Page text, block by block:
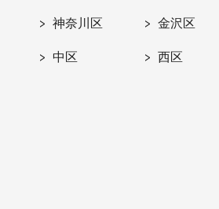
神奈川区 金沢区
中区 西区